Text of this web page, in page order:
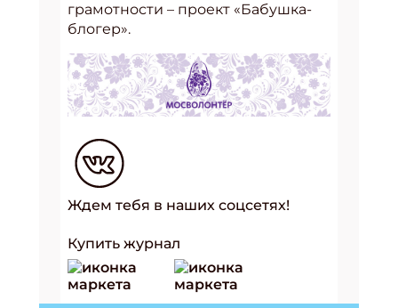
грамотности – проект «Бабушка-
блогер».
Ждем тебя в наших соцсетях!
Купить журнал